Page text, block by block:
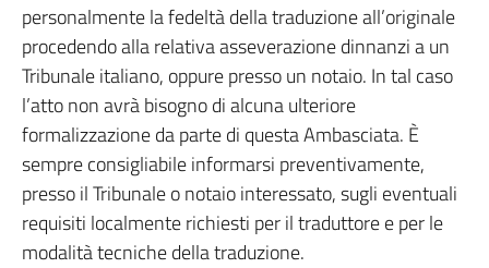
personalmente la fedeltà della traduzione all’originale
procedendo alla relativa asseverazione dinnanzi a un
Tribunale italiano, oppure presso un notaio. In tal caso
l’atto non avrà bisogno di alcuna ulteriore
formalizzazione da parte di questa Ambasciata. È
sempre consigliabile informarsi preventivamente,
presso il Tribunale o notaio interessato, sugli eventuali
requisiti localmente richiesti per il traduttore e per le
modalità tecniche della traduzione.